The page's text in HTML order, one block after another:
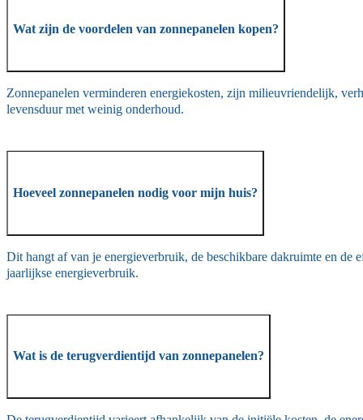
Wat zijn de voordelen van zonnepanelen kopen?
Zonnepanelen verminderen energiekosten, zijn milieuvriendelijk,
levensduur met weinig onderhoud.
Hoeveel zonnepanelen nodig voor mijn huis?
Dit hangt af van je energieverbruik, de beschikbare dakruimte en de
jaarlijkse energieverbruik.
Wat is de terugverdientijd van zonnepanelen?